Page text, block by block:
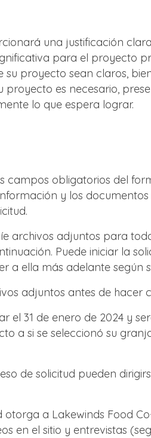
una justificación
para el proyecto
proyecto sean claros,
proyecto es necesario,
lo que espera lograr.
campos obligatorios del
y los documentos
archivos adjuntos para
Puede iniciar la
a ella más adelante según
adjuntos antes de hacer
el 31 de enero de 2024 y
a si se seleccionó su
de solicitud pueden
otorga a Lakewinds Food
en el sitio y entrevistas